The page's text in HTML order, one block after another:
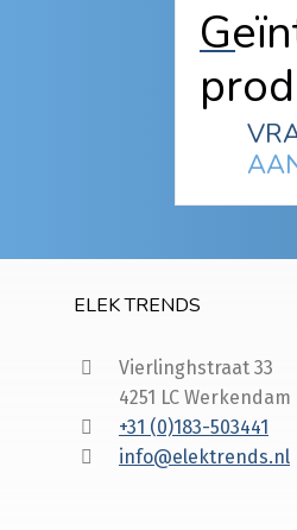
ELEK TRENDS
Vierlinghstraat 33
4251 LC Werkendam
+31 (0)183-503441
info@elektrends.nl